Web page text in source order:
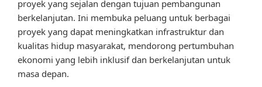
proyek yang sejalan dengan tujuan pembangunan
berkelanjutan. Ini membuka peluang untuk berbagai
proyek yang dapat meningkatkan infrastruktur dan
kualitas hidup masyarakat, mendorong pertumbuhan
ekonomi yang lebih inklusif dan berkelanjutan untuk
masa depan.